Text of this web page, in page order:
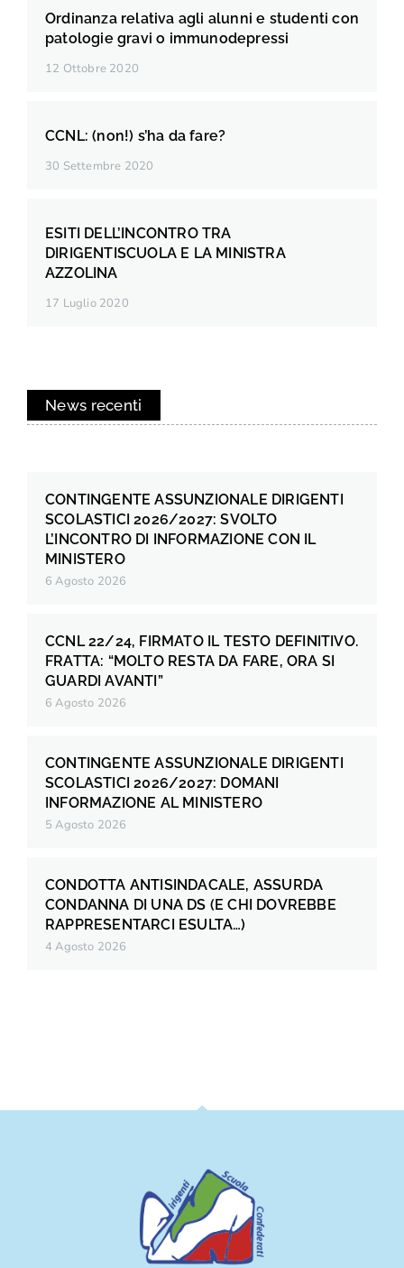
Ordinanza relativa agli alunni e studenti con
patologie gravi o immunodepressi
12 Ottobre 2020
CCNL: (non!) s’ha da fare?
30 Settembre 2020
ESITI DELL’INCONTRO TRA
DIRIGENTISCUOLA E LA MINISTRA
AZZOLINA
17 Luglio 2020
News recenti
CONTINGENTE ASSUNZIONALE DIRIGENTI
SCOLASTICI 2026/2027: SVOLTO
L’INCONTRO DI INFORMAZIONE CON IL
MINISTERO
6 Agosto 2026
CCNL 22/24, FIRMATO IL TESTO DEFINITIVO.
FRATTA: “MOLTO RESTA DA FARE, ORA SI
GUARDI AVANTI”
6 Agosto 2026
CONTINGENTE ASSUNZIONALE DIRIGENTI
SCOLASTICI 2026/2027: DOMANI
INFORMAZIONE AL MINISTERO
5 Agosto 2026
CONDOTTA ANTISINDACALE, ASSURDA
CONDANNA DI UNA DS (E CHI DOVREBBE
RAPPRESENTARCI ESULTA…)
4 Agosto 2026